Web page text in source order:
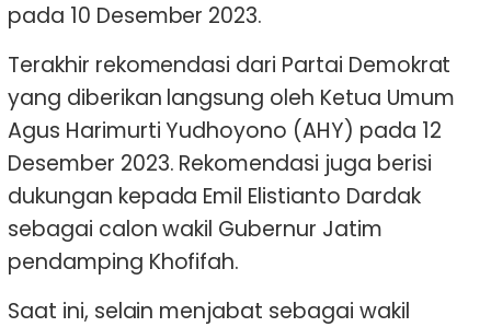
pada 10 Desember 2023.
Terakhir rekomendasi dari Partai Demokrat
yang diberikan langsung oleh Ketua Umum
Agus Harimurti Yudhoyono (AHY) pada 12
Desember 2023. Rekomendasi juga berisi
dukungan kepada Emil Elistianto Dardak
sebagai calon wakil Gubernur Jatim
pendamping Khofifah.
Saat ini, selain menjabat sebagai wakil